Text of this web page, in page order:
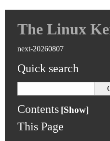
The Linux
next-20260807
Quick search
Contents
This Page